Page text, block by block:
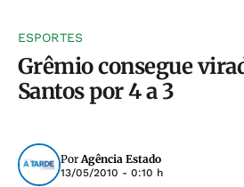
ESPORTES
Grêmio consegue
Santos por 4 a 3
PorAgência Estado
13/05/2010 - 0:10 h